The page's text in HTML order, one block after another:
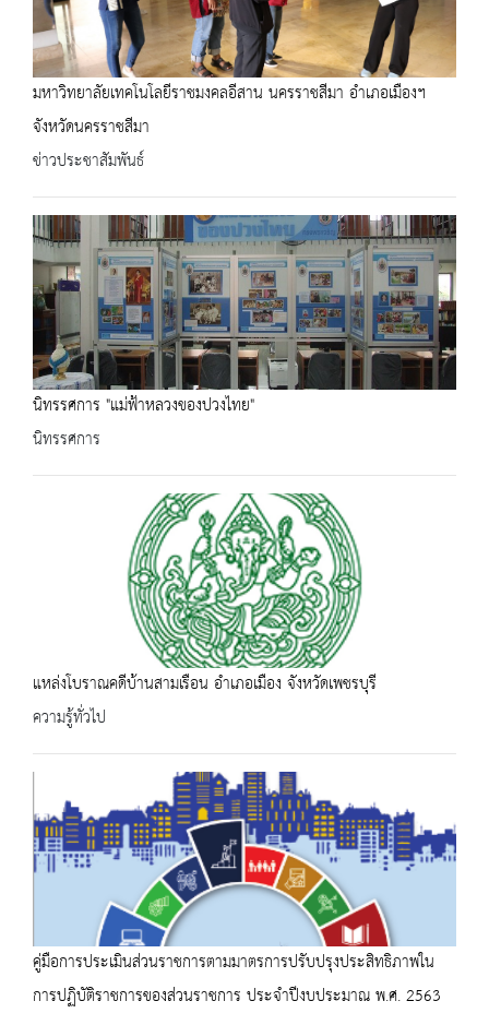
มหาวิทยาลัยเทคโนโลยีราชมงคลอีสาน นครราชสีมา อำเภอเมืองฯ
จังหวัดนครราชสีมา
ข่าวประชาสัมพันธ์
นิทรรศการ "แม่ฟ้าหลวงของปวงไทย"
นิทรรศการ
แหล่งโบราณคดีบ้านสามเรือน อำเภอเมือง จังหวัดเพชรบุรี
ความรู้ทั่วไป
คู่มือการประเมินส่วนราชการตามมาตรการปรับปรุงประสิทธิภาพใน
การปฏิบัติราชการของส่วนราชการ ประจำปีงบประมาณ พ.ศ. 2563